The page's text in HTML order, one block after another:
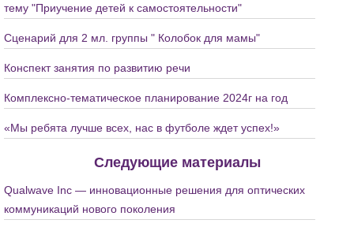
тему "Приучение детей к самостоятельности"
Сценарий для 2 мл. группы " Колобок для мамы"
Конспект занятия по развитию речи
Комплексно-тематическое планирование 2024г на год
«Мы ребята лучше всех, нас в футболе ждет успех!»
Следующие материалы
Qualwave Inc — инновационные решения для оптических
коммуникаций нового поколения